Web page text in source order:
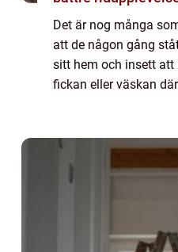
Det är nog många
att de någon gång
sitt hem och insett att
fickan eller väskan